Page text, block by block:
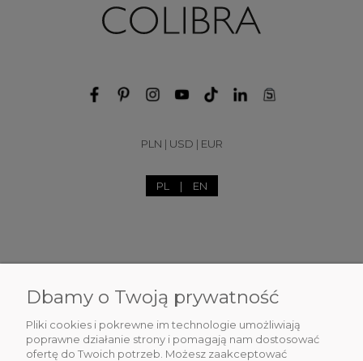
PLN | USD | EUR
PL | EN
DLA CIEBIE
INFORMACJE
Dbamy o Twoją prywatność
Pliki cookies i pokrewne im technologie umożliwiają
poprawne działanie strony i pomagają nam dostosować
ofertę do Twoich potrzeb. Możesz zaakceptować